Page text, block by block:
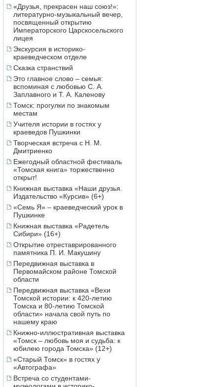
«Друзья, прекрасен наш союз!»:
литературно-музыкальный вечер,
посвященный открытию
Императорского Царскосельского
лицея
Экскурсия в историко-
краеведческом отделе
Сказка странствий
Это главное слово – семья:
вспоминая с любовью С. А.
Заплавного и Т. А. Каленову
Томск: прогулки по знакомым
местам
Учителя истории в гостях у
краеведов Пушкинки
Творческая встреча с Н. М.
Дмитриенко
Ежегодный областной фестиваль
«Томская книга» торжественно
открыт!
Книжная выставка «Наши друзья.
Издательство «Курсив» (6+)
«Семь Я» – краеведческий урок в
Пушкинке
Книжная выставка «Радетель
Сибири» (16+)
Открытие отреставрированного
памятника П. И. Макушину
Передвижная выставка в
Первомайском районе Томской
области
Передвижная выставка «Вехи
Томской истории: к 420-летию
Томска и 80-летию Томской
области» начала свой путь по
нашему краю
Книжно-иллюстративная выставка
«Томск – любовь моя и судьба: к
юбилею города Томска» (12+)
«Старый Томск» в гостях у
«Автографа»
Встреча со студентами-